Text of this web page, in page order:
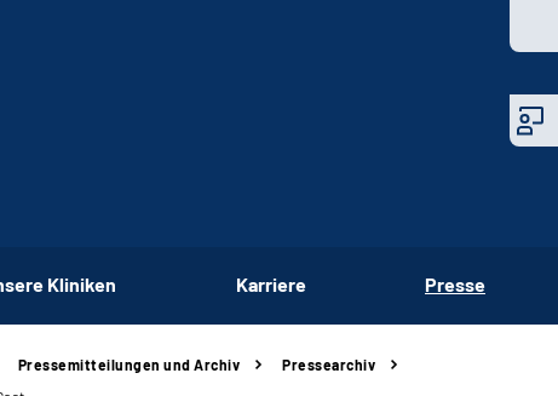
Kliniken Karriere Presse
Pressemitteilungen und Archiv
Pressearchiv